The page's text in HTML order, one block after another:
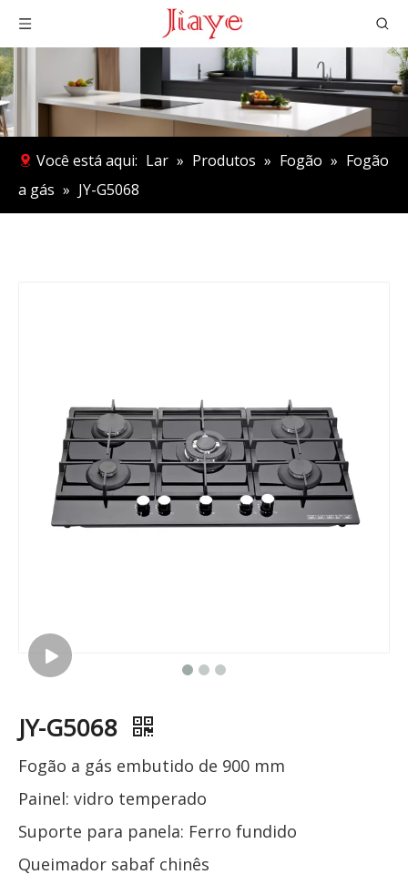
Você está aqui: Lar » Produtos » Fogão » Fogão
a gás » JY-G5068
JY-G5068
Fogão a gás embutido de 900 mm
Painel: vidro temperado
Suporte para panela: Ferro fundido
Queimador sabaf chinês